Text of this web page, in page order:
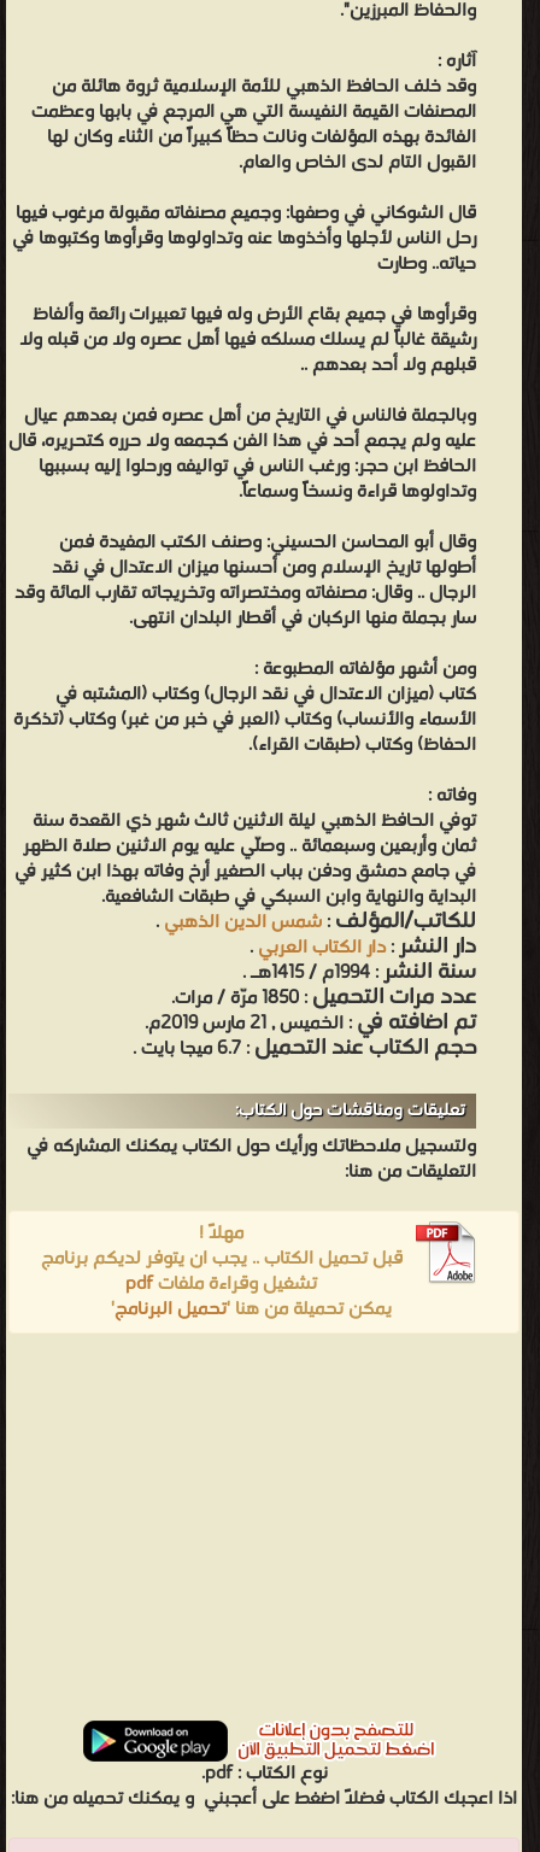
حيدر آباد ❝ ❞ دار الامام البخاري ❝ ❞ دار اليسر ❝ ❞ مكتب المطبوعات
الاسلامية ❝ ❞ الفاروق الحديثة للطباعة والنشر ❝ ❞ مكتبة الغرباء الأثرية
❝ ❞ مكتبة الدار ❝ ❞ دار الامام احمد ❝ ❞ دار الشريف للنشر والتوزيع ❝ ❞
دار البشائر للطباعة والنشر والتوزيع ❝ ❞ دار الندوة الجديدة، بيروت - لبنان
❝ ❞ مكتبة الفرقان - عجمان ❝ ❞ دار البصيرة ❝ ❞ مكتبة الصديق ❝ ❞
مكتبة الصحوة الاسلاميه ❝ ❞ مكتبة النهضة الحديثة ❝ ❞ مكتبة آفاق
المعرفة ❝ ❞ دار المتنبى للنشر والتوزيع ❝ ❞ دائرة المطبوعات و النشر ❝ ❞
دار الميمنة ❝ ❞ لجنة احياء المعارف النعمانية ❝ ❞ مطبعة الزمان، بغداد -
العراق ❝ ❱
من التراجم والأعلام - مكتبة كتب إسلامية.
والحفاظ المبرزين".
آثاره :
وقد خلف الحافظ الذهبي للأمة الإسلامية ثروة هائلة من
المصنفات القيمة النفيسة التي هي المرجع في بابها وعظمت
الفائدة بهذه المؤلفات ونالت حظاً كبيراً من الثناء وكان لها
القبول التام لدى الخاص والعام.
قال الشوكاني في وصفها: وجميع مصنفاته مقبولة مرغوب فيها
رحل الناس لأجلها وأخذوها عنه وتداولوها وقرأوها وكتبوها في
حياته.. وطارت
وقرأوها في جميع بقاع الأرض وله فيها تعبيرات رائعة وألفاظ
رشيقة غالباً لم يسلك مسلكه فيها أهل عصره ولا من قبله ولا
قبلهم ولا أحد بعدهم ..
وبالجملة فالناس في التاريخ من أهل عصره فمن بعدهم عيال
عليه ولم يجمع أحد في هذا الفن كجمعه ولا حرره كتحريره، قال
الحافظ ابن حجر: ورغب الناس في تواليفه ورحلوا إليه بسببها
وتداولوها قراءة ونسخاً وسماعاً.
وقال أبو المحاسن الحسيني: وصنف الكتب المفيدة فمن
أطولها تاريخ الإسلام ومن أحسنها ميزان الاعتدال في نقد
الرجال .. وقال: مصنفاته ومختصراته وتخريجاته تقارب المائة وقد
سار بجملة منها الركبان في أقطار البلدان انتهى.
ومن أشهر مؤلفاته المطبوعة :
كتاب (ميزان الاعتدال في نقد الرجال) وكتاب (المشتبه في
الأسماء والأنساب) وكتاب (العبر في خبر من غبر) وكتاب (تذكرة
الحفاظ) وكتاب (طبقات القراء).
وفاته :
توفي الحافظ الذهبي ليلة الاثنين ثالث شهر ذي القعدة سنة
ثمان وأربعين وسبعمائة .. وصلّي عليه يوم الاثنين صلاة الظهر
في جامع دمشق ودفن بباب الصغير أرخ وفاته بهذا ابن كثير في
البداية والنهاية وابن السبكي في طبقات الشافعية.
للكاتب/المؤلف:شمس الدين الذهبي.
دار النشر:دار الكتاب العربي.
سنة النشر: 1994م / 1415هـ .
عدد مرات التحميل: 1850 مرّة / مرات.
تم اضافته في: الخميس , 21 مارس 2019م.
حجم الكتاب عند التحميل: 6.7 ميجا بايت .
تعليقات ومناقشات حول الكتاب:
ولتسجيل ملاحظاتك ورأيك حول الكتاب يمكنك المشاركه في
التعليقات من هنا:
مهلاً !
قبل تحميل الكتاب .. يجب ان يتوفر لديكم برنامج
تشغيل وقراءة ملفاتpdf
يمكن تحميلة من هنا 'تحميل البرنامج'
نوع الكتاب :pdf.
اذا اعجبك الكتاب فضلاً اضغط على أعجبني و يمكنك تحميله من هنا: